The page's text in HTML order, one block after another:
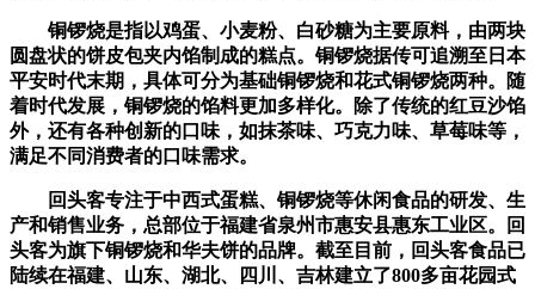
铜锣烧是指以鸡蛋、小麦粉、白砂糖为主要原料，由两块
圆盘状的饼皮包夹内馅制成的糕点。铜锣烧据传可追溯至日本
平安时代末期，具体可分为基础铜锣烧和花式铜锣烧两种。随
着时代发展，铜锣烧的馅料更加多样化。除了传统的红豆沙馅
外，还有各种创新的口味，如抹茶味、巧克力味、草莓味等，
满足不同消费者的口味需求。
回头客专注于中西式蛋糕、铜锣烧等休闲食品的研发、生
产和销售业务，总部位于福建省泉州市惠安县惠东工业区。回
头客为旗下铜锣烧和华夫饼的品牌。截至目前，回头客食品已
陆续在福建、山东、湖北、四川、吉林建立了800多亩花园式